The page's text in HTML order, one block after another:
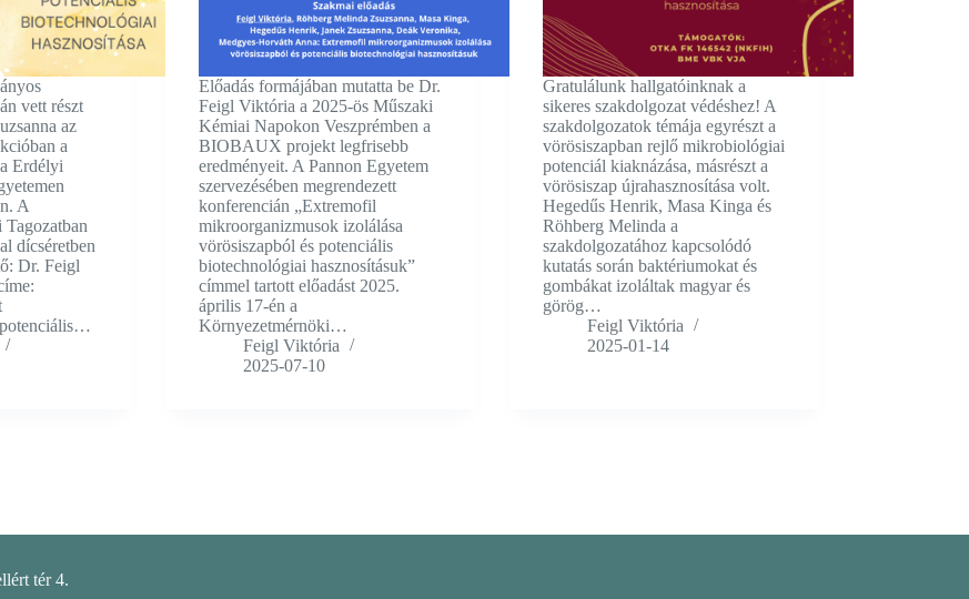
vett részt
az
a
Erdélyi
A
dícséretben
Dr. Feigl
Előadás formájában mutatta be Dr.
Feigl Viktória a 2025-ös Műszaki
Kémiai Napokon Veszprémben a
BIOBAUX projekt legfrisebb
eredményeit. A Pannon Egyetem
szervezésében megrendezett
konferencián „Extremofil
mikroorganizmusok izolálása
vörösiszapból és potenciális
biotechnológiai hasznosításuk”
címmel tartott előadást 2025.
április 17-én a
Környezetmérnöki…
Feigl Viktória
2025-07-10
Gratulálunk hallgatóinknak a
sikeres szakdolgozat védéshez! A
szakdolgozatok témája egyrészt a
vörösiszapban rejlő mikrobiológiai
potenciál kiaknázása, másrészt a
vörösiszap újrahasznosítása volt.
Hegedűs Henrik, Masa Kinga és
Röhberg Melinda a
szakdolgozatához kapcsolódó
kutatás során baktériumokat és
gombákat izoláltak magyar és
görög…
Feigl Viktória
2025-01-14
tér 4.